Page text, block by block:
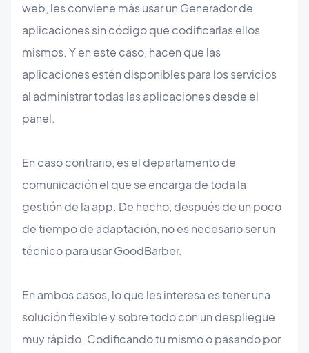
web, les conviene más usar un Generador de
aplicaciones sin código que codificarlas ellos
mismos. Y en este caso, hacen que las
aplicaciones estén disponibles para los servicios
al administrar todas las aplicaciones desde el
panel.
En caso contrario, es el departamento de
comunicación el que se encarga de toda la
gestión de la app. De hecho, después de un poco
de tiempo de adaptación, no es necesario ser un
técnico para usar GoodBarber.
En ambos casos, lo que les interesa es tener una
solución flexible y sobre todo con un despliegue
muy rápido. Codificando tu mismo o pasando por